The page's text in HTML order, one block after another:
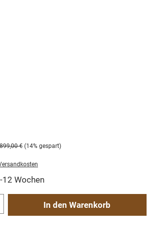
€ (14% gespart)
12 Wochen
gewünschten Wert ein oder benutze die Schaltflächen
In den Warenkorb